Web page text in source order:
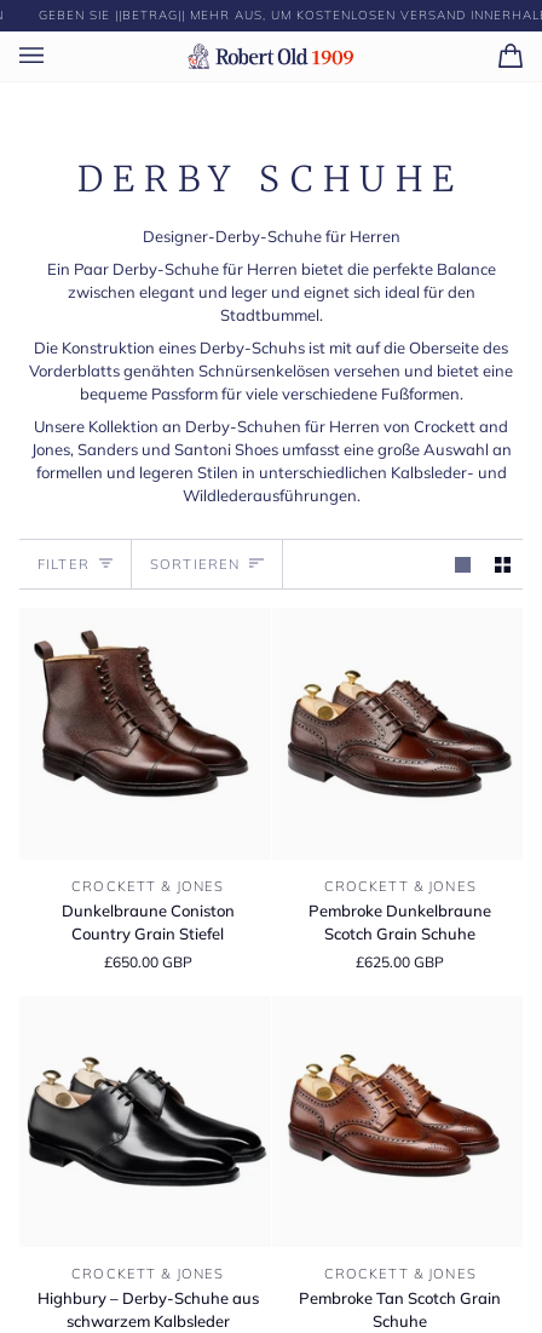
Direkt
zum
Inhalt
GEBEN SIE ||BETRAG|| MEHR AUS, UM KOSTENLOSEN VERSAND INNERHALB
(0)
DERBY SCHUHE
Designer-Derby-Schuhe für Herren
Ein Paar Derby-Schuhe für Herren bietet die perfekte Balance
zwischen elegant und leger und eignet sich ideal für den
Stadtbummel.
Die Konstruktion eines Derby-Schuhs ist mit auf die Oberseite des
Vorderblatts genähten Schnürsenkelösen versehen und bietet eine
bequeme Passform für viele verschiedene Fußformen.
Unsere Kollektion an Derby-Schuhen für Herren von Crockett and
Jones, Sanders und Santoni Shoes umfasst eine große Auswahl an
formellen und legeren Stilen in unterschiedlichen Kalbsleder- und
Wildlederausführungen.
FILTER Sortieren
SORTIEREN
Dunkelbraune
Coniston
Country
CROCKETT & JONES
Dunkelbraune Coniston
Country Grain Stiefel
£650.00 GBP
Pembroke
Dunkelbraune
Scotch
CROCKETT & JONES
Pembroke Dunkelbraune
Scotch Grain Schuhe
£625.00 GBP
Highbury
Derby-
CROCKETT & JONES
Highbury – Derby-Schuhe aus
schwarzem Kalbsleder
Pembroke
Tan
CROCKETT & JONES
Pembroke Tan Scotch Grain
Schuhe